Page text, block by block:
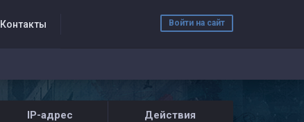
Войти на сайт
Контакты
IP-адрес Действия